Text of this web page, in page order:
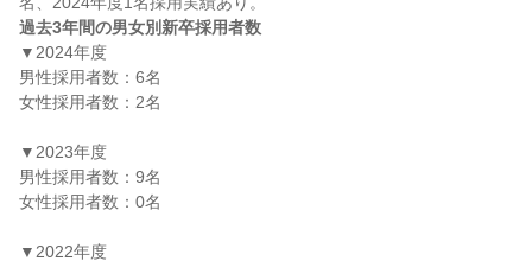
過去3年間の男女別新卒採用者数
▼2024年度
男性採用者数：6名
女性採用者数：2名
▼2023年度
男性採用者数：9名
女性採用者数：0名
▼2022年度